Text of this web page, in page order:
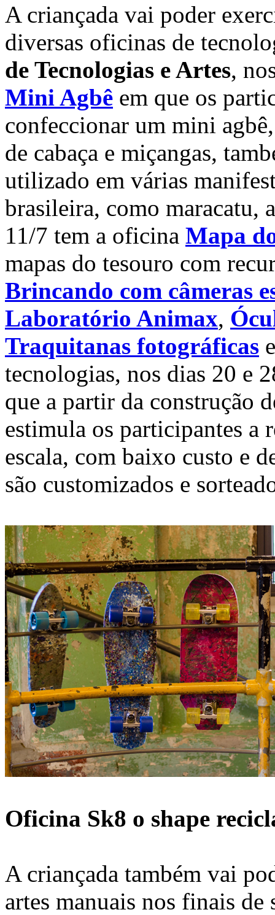
A criançada vai poder
diversas oficinas de
de Tecnologias e Artes,
Mini Agbê em que os
confeccionar um mini
de cabaça e miçangas,
utilizado em várias
brasileira, como maracatu,
11/7 tem a oficina Mapa
mapas do tesouro com
Brincando com câmeras
Laboratório Animax,
Traquitanas fotográficas
tecnologias, nos dias 20 e
que a partir da construção
estimula os participantes a
escala, com baixo custo e
são customizados e
Oficina Sk8 o shape
A criançada também vai
artes manuais nos finais de